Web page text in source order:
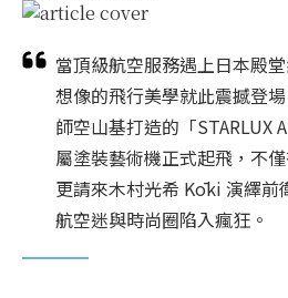
當頂級航空服務遇上日本殿
想像的飛行美學就此震撼登
師空山基打造的「STARLUX
屬塗裝藝術機正式起飛，不
更請來木村光希 Kōki 演繹前
航空迷與時尚圈陷入瘋狂。